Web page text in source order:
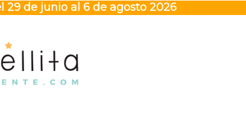
29 de junio al 6 de agosto 2026